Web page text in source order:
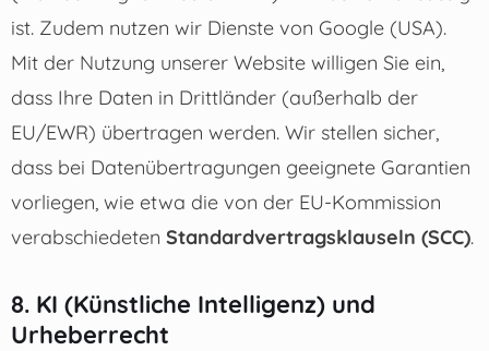
ist. Zudem nutzen wir Dienste von Google (USA).
Mit der Nutzung unserer Website willigen Sie ein,
dass Ihre Daten in Drittländer (außerhalb der
EU/EWR) übertragen werden. Wir stellen sicher,
dass bei Datenübertragungen geeignete Garantien
vorliegen, wie etwa die von der EU-Kommission
verabschiedeten Standardvertragsklauseln (SCC).
8. KI (Künstliche Intelligenz) und
Urheberrecht